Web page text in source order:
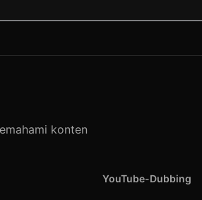
konten
YouTube-Dubbing